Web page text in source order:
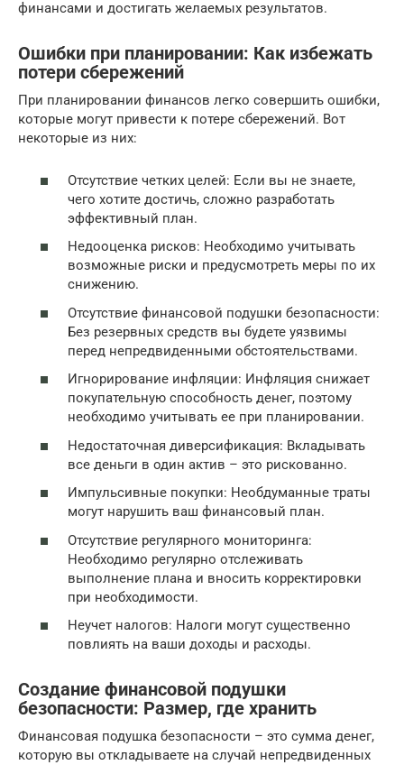
финансами и достигать желаемых результатов.
Ошибки при планировании: Как избежать
потери сбережений
При планировании финансов легко совершить ошибки,
которые могут привести к потере сбережений. Вот
некоторые из них:
Отсутствие четких целей: Если вы не знаете,
чего хотите достичь, сложно разработать
эффективный план.
Недооценка рисков: Необходимо учитывать
возможные риски и предусмотреть меры по их
снижению.
Отсутствие финансовой подушки безопасности:
Без резервных средств вы будете уязвимы
перед непредвиденными обстоятельствами.
Игнорирование инфляции: Инфляция снижает
покупательную способность денег, поэтому
необходимо учитывать ее при планировании.
Недостаточная диверсификация: Вкладывать
все деньги в один актив – это рискованно.
Импульсивные покупки: Необдуманные траты
могут нарушить ваш финансовый план.
Отсутствие регулярного мониторинга:
Необходимо регулярно отслеживать
выполнение плана и вносить корректировки
при необходимости.
Неучет налогов: Налоги могут существенно
повлиять на ваши доходы и расходы.
Создание финансовой подушки
безопасности: Размер, где хранить
Финансовая подушка безопасности – это сумма денег,
которую вы откладываете на случай непредвиденных